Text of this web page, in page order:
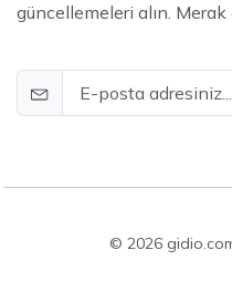
güncellemeleri alın.
© 2026